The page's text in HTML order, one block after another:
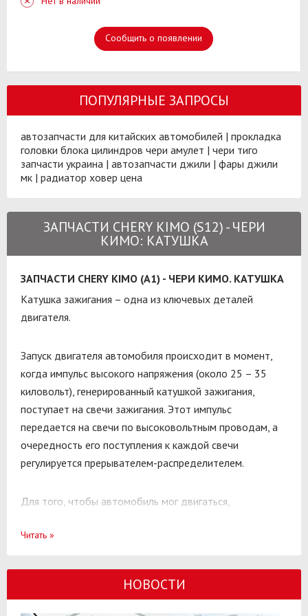
Сообщить о появлении
ПОПУЛЯРНЫЕ ЗАПРОСЫ
автозапчасти для китайских автомобилей | прокладка
головки блока цилиндров чери амулет | чери тиго
запчасти украина | автозапчасти джили | фары джили
мк | радиатор ховер цена
ЗАПЧАСТИ CHERY KIMO (S12) - ЧЕРИ
КИМО: КАТУШКА
ЗАПЧАСТИ CHERY KIMO (A1) - ЧЕРИ КИМО. КАТУШКА
Катушка зажигания – одна из ключевых деталей
двигателя.
Запуск двигателя автомобиля происходит в момент,
когда импульс высокого напряжения (около 25 – 35
киловольт), генерированный катушкой зажигания,
поступает на свечи зажигания. Этот импульс
передается на свечи по высоковольтным проводам, а
очередность его поступления к каждой свечи
регулируется прерывателем-распределителем.
Для того, чтобы автомобиль мог двигаться,
обеспечивается аккумулятором. После запуска
вырабатывает генератор, и от него происходит
электропитание автомобиля.
Читать »
НОВОСТИ